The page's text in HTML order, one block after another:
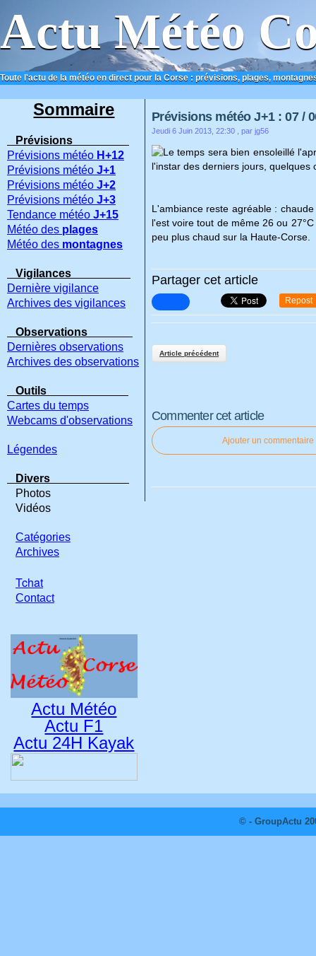
Actu Météo
Toute l'actu de la météo en direct pour la Corse : prévisions, plages,
ACCUEIL CONTACT
Prévisions météo J+1 : 07 /
Jeudi 6 Juin 2013, 22:30 , par jg56
Le temps sera bien ensoleillé
l'instar des derniers jours,
L'ambiance reste agréable :
l'est voire tout de même 26 ou
peu plus chaud sur la Haute-Corse.
Partager cet article
Repost
Article précédent
Commenter cet article
Ajouter un commentaire
Sommaire
Prévisions
Prévisions météo H+12
Prévisions météo J+1
Prévisions météo J+2
Prévisions météo J+3
Tendance météo J+15
Météo des plages
Météo des montagnes
Vigilances
Dernière vigilance
Archives des vigilances
Observations
Dernières observations
Archives des observations
Outils
Cartes du temps
Webcams d'observations
Légendes
Divers
Photos
Vidéos
Catégories
Archives
Tchat
Contact
Actu Météo
Actu F1
Actu 24H Kayak
© - GroupActu